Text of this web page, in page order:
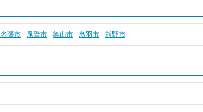
名張市 尾鷲市 亀山市 鳥羽市 熊野市